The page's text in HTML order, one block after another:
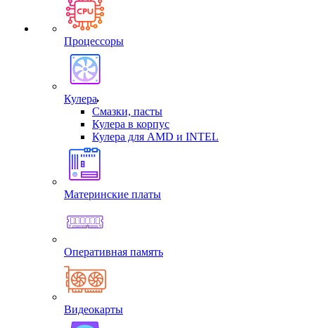
Процессоры
Кулера
Смазки, пасты
Кулера в корпус
Кулера для AMD и INTEL
Материнские платы
Оперативная память
Видеокарты